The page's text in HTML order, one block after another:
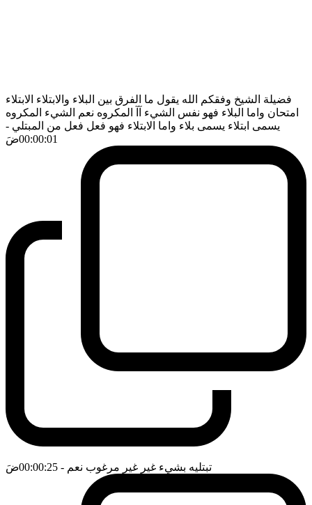
فضيلة الشيخ وفقكم الله يقول ما الفرق بين البلاء والابتلاء الابتلاء
امتحان واما البلاء فهو نفس الشيء آآ المكروه نعم الشيء المكروه
يسمى ابتلاء يسمى بلاء واما الابتلاء فهو فعل فعل من المبتلي -
00:00:01ضَ
تبتليه بشيء غير غير مرغوب نعم - 00:00:25 ضَ